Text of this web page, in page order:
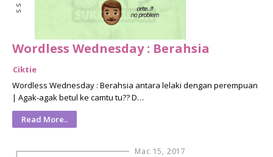
Wordless Wednesday : Berahsia
Ciktie
Wordless Wednesday : Berahsia antara lelaki dengan perempuan
| Agak-agak betul ke camtu tu?? D…
Read More..
Mac 15, 2017